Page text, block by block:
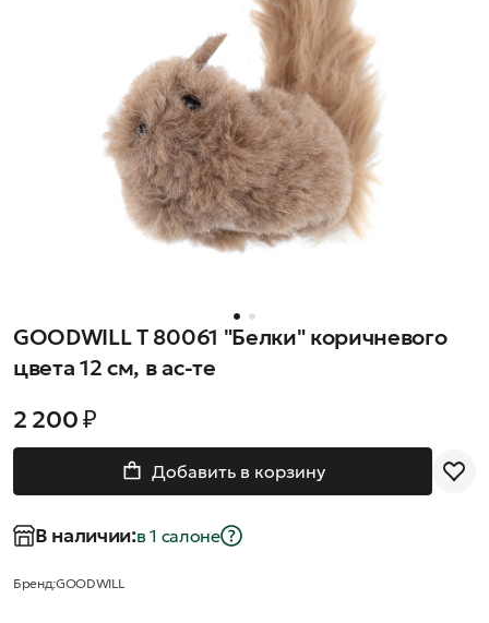
GOODWILL T 80061 "Белки" коричневого
цвета 12 см, в ас-те
2 200 ₽
Добавить в корзину
В наличии:в 1 салонe
Бренд:GOODWILL